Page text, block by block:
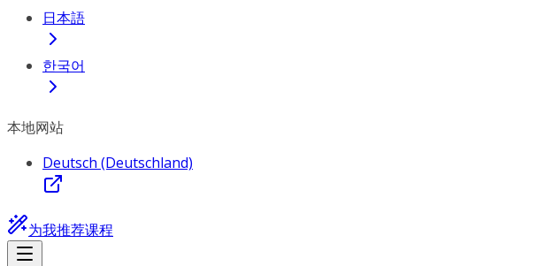
日本語
한국어
本地网站
Deutsch (Deutschland)
为我推荐课程